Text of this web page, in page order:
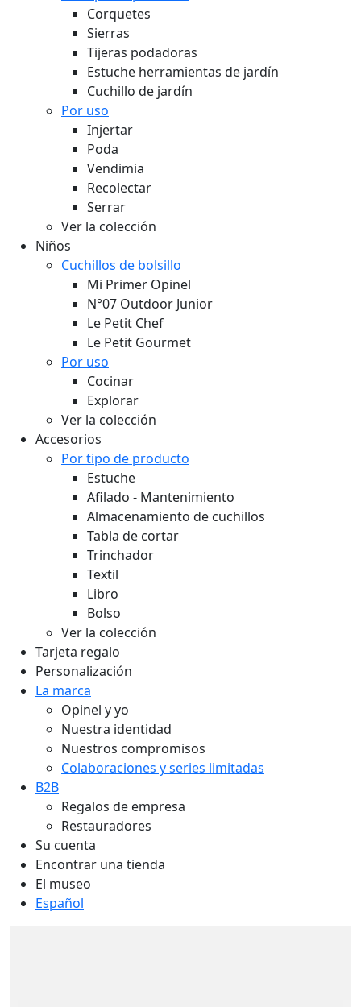
Corquetes
Sierras
Tijeras podadoras
Estuche herramientas de jardín
Cuchillo de jardín
Por uso
Injertar
Poda
Vendimia
Recolectar
Serrar
Ver la colección
Niños
Cuchillos de bolsillo
Mi Primer Opinel
N°07 Outdoor Junior
Le Petit Chef
Le Petit Gourmet
Por uso
Cocinar
Explorar
Ver la colección
Accesorios
Por tipo de producto
Estuche
Afilado - Mantenimiento
Almacenamiento de cuchillos
Tabla de cortar
Trinchador
Textil
Libro
Bolso
Ver la colección
Tarjeta regalo
Personalización
La marca
Opinel y yo
Nuestra identidad
Nuestros compromisos
Colaboraciones y series limitadas
B2B
Regalos de empresa
Restauradores
Su cuenta
Encontrar una tienda
El museo
Español